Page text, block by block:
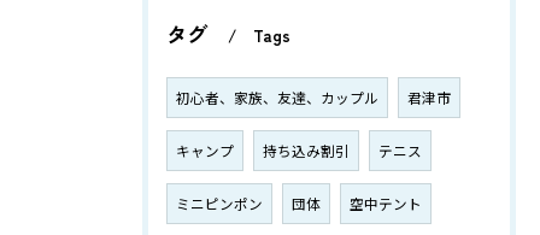
タグ Tags
初心者、家族、友達、カップル 君津市
キャンプ 持ち込み割引 テニス
ミニピンポン 団体 空中テント